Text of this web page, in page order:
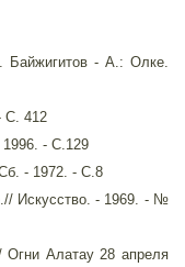
Байжигитов - А.: Олке.
С. 412
- С.129
- 1972. - С.8
Искусство. - 1969. - №
Алатау 28 апреля